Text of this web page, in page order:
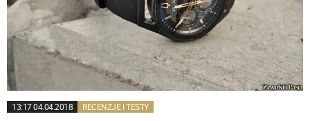
13:17 04.04.2018 RECENZJE I TESTY